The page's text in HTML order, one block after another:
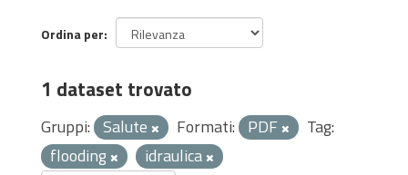
Ordina per
1 dataset trovato
Gruppi: Salute Formati: PDF
Tag:
flooding
idraulica